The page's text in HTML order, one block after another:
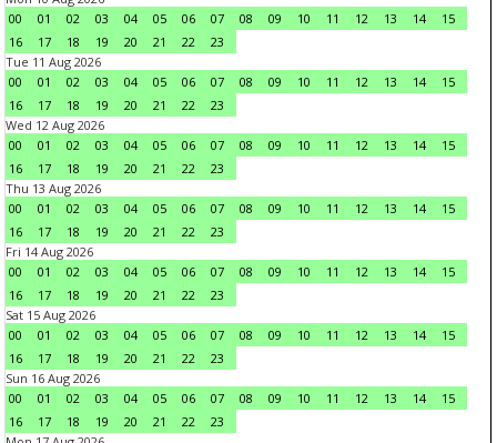
00
01 02 03 04 05 06 07 08 09 10 11 12 13 14
15
16
17 18 19 20 21 22
23
Tue 11 Aug 2026
00
01 02 03 04 05 06 07 08 09 10 11 12 13 14
15
16
17 18 19 20 21 22
23
Wed 12 Aug 2026
00
01 02 03 04 05 06 07 08 09 10 11 12 13 14
15
16
17 18 19 20 21 22
23
Thu 13 Aug 2026
00
01 02 03 04 05 06 07 08 09 10 11 12 13 14
15
16
17 18 19 20 21 22
23
Fri 14 Aug 2026
00
01 02 03 04 05 06 07 08 09 10 11 12 13 14
15
16
17 18 19 20 21 22
23
Sat 15 Aug 2026
00
01 02 03 04 05 06 07 08 09 10 11 12 13 14
15
16
17 18 19 20 21 22
23
Sun 16 Aug 2026
00
01 02 03 04 05 06 07 08 09 10 11 12 13 14
15
16
17 18 19 20 21 22
23